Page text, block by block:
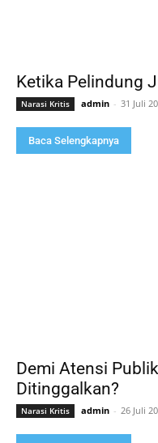
Ketika Pelindung
Narasi Kritis admin - 31 Juli
Baca Selengkapnya
Demi Atensi
Ditinggalkan?
Narasi Kritis admin - 26 Juli